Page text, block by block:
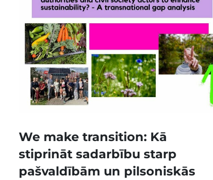
We make transition: Kā
stiprināt sadarbību starp
pašvaldībām un pilsoniskās